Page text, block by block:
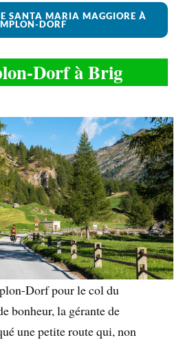
SANTA MARIA MAGGIORE À
DORF
Dorf à Brig
Dorf pour le col du
bonheur, la gérante de
une petite route qui, non